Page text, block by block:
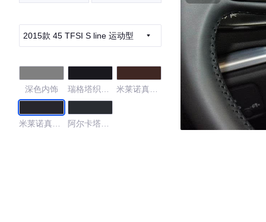
2015款 45 TFSI S line 运动型
深色内饰
瑞格塔织物
米莱诺真皮
米莱诺真皮
阿尔卡塔纳